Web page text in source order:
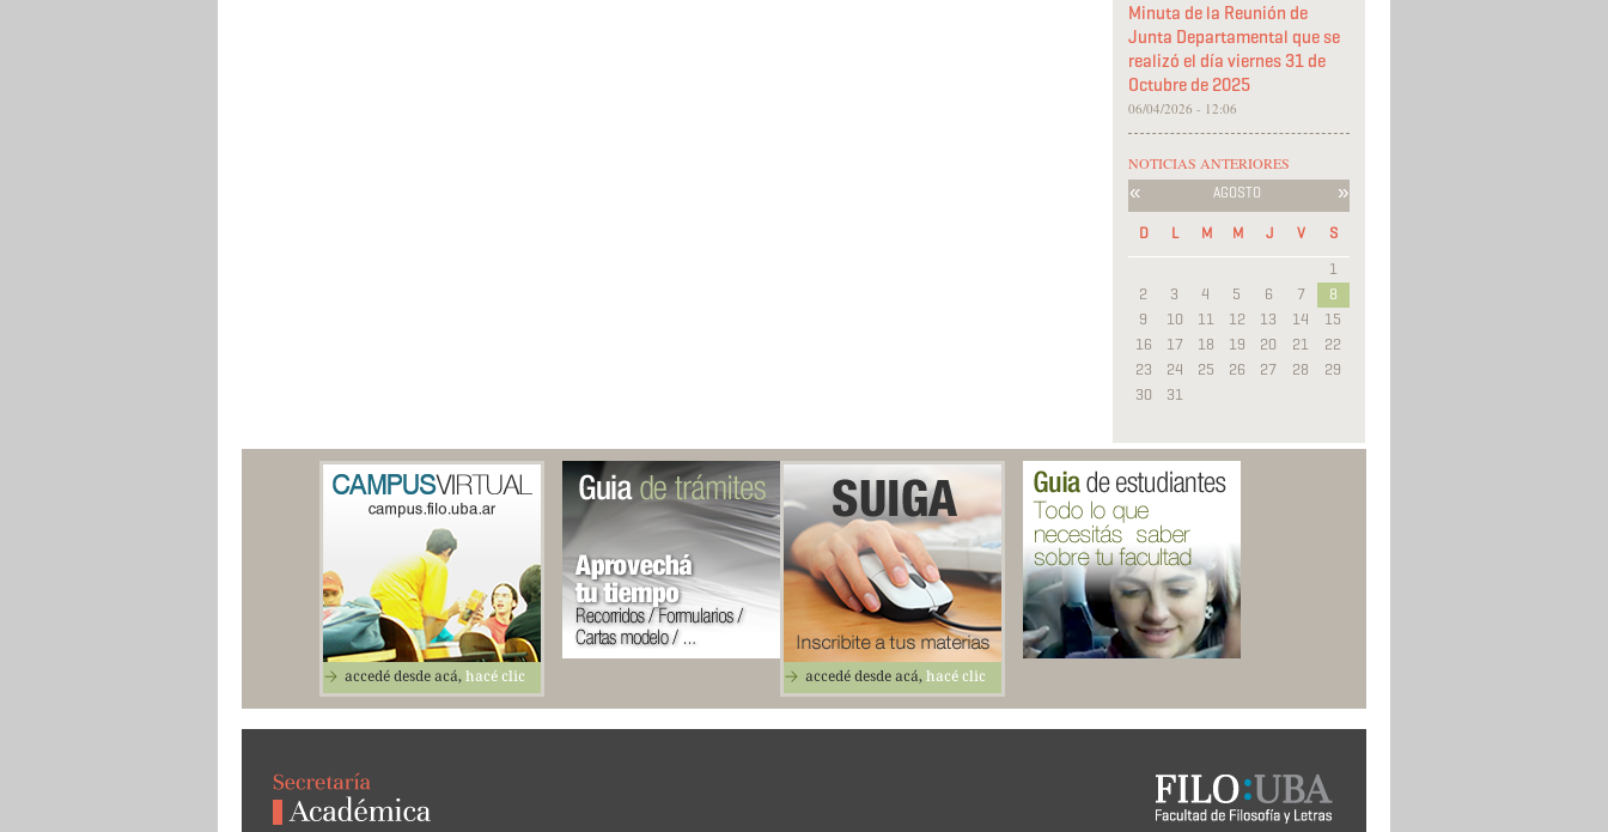
Minuta de la Reunión de
Junta Departamental que se
realizó el día viernes 31 de
Octubre de 2025
06/04/2026 - 12:06
NOTICIAS ANTERIORES
« AGOSTO »
D L M M J V
S
1
2
3 4 5 6 7
8
9
10 11 12 13 14
15
16
17 18 19 20 21
22
23
24 25 26 27 28
29
30
31